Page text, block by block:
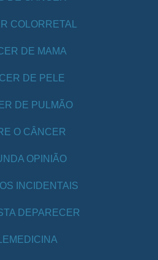
COLORRETAL
DE MAMA
DE PELE
DE PULMÃO
O CÂNCER
OPINIÃO
INCIDENTAIS
DEPARECER